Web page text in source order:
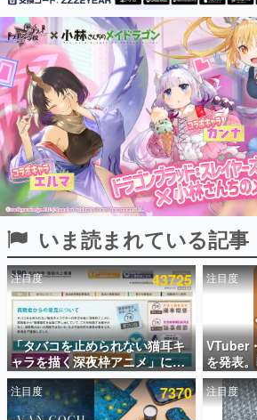
ピックアップ
電ファミのいま読まれている記事ランキン
アプリセール情報
インタビュー
連載・特集一覧
殿堂入り記事
SNS拡散数が数千以上！ ページ
ど。多くの人々に読まれた、電
事をまとめました。
ゲームの企画書
名作ゲームクリエイターの方々
聞きし、ヒットする企画（ゲー
きます。
赫本
この物語を解いてはいけない。
の形をした短編ホラー小説集で
いま読まれている記事
注目度 43725
「タバコを止められない猫耳キ
ャラを描く深夜枠アニメ」に視
聴者の一部から批判意見。違法
薬物の使用と思しき描写も含め
て、BPOが議論を交わす
注目度
VTuber
を発表
日15時
注目度 7370 注目度